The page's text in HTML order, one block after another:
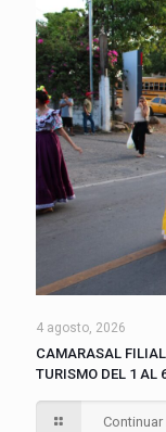
4 agosto, 2026
CAMARASAL
TURISMO DEL 1 AL